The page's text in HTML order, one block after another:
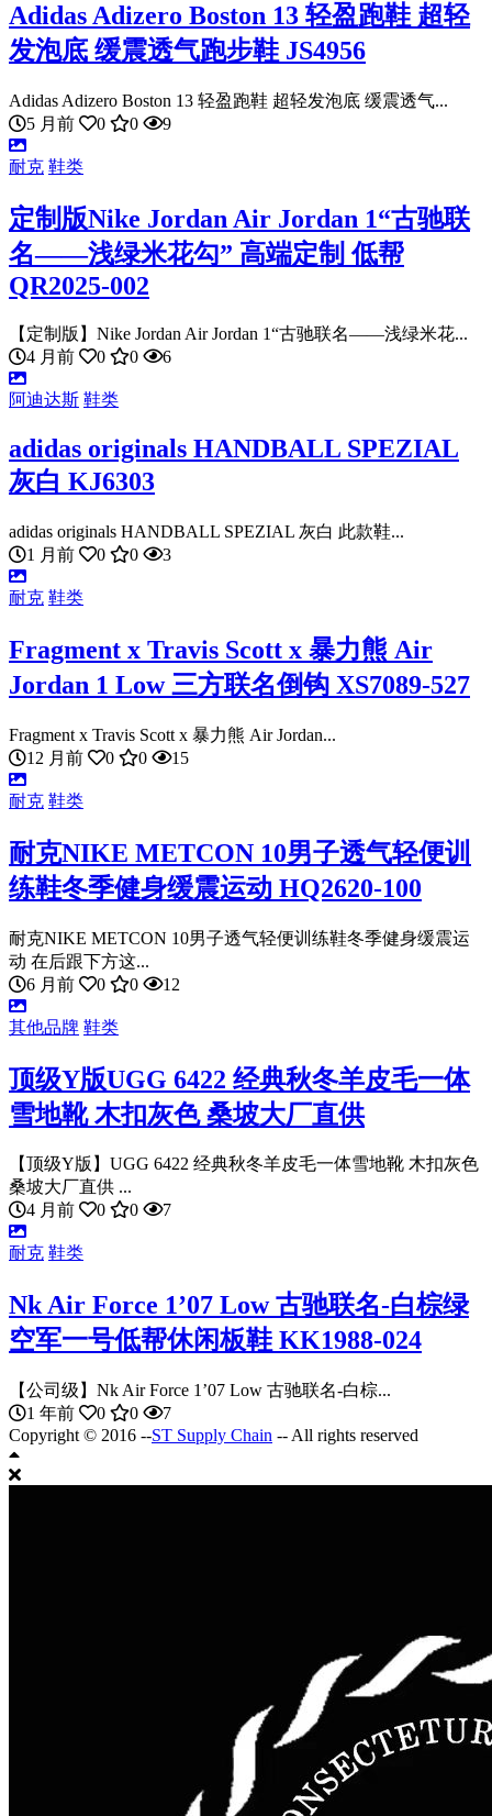
Adidas Adizero Boston 13 轻盈跑鞋 超轻
发泡底 缓震透气跑步鞋 JS4956
Adidas Adizero Boston 13 轻盈跑鞋 超轻发泡底 缓震透气...
5 月前
0 0 9
耐克 鞋类
定制版Nike Jordan Air Jordan 1“古驰联
名——浅绿米花勾” 高端定制 低帮
QR2025-002
【定制版】Nike Jordan Air Jordan 1“古驰联名——浅绿米花...
4 月前
0 0 6
阿迪达斯 鞋类
adidas originals HANDBALL SPEZIAL
灰白 KJ6303
adidas originals HANDBALL SPEZIAL 灰白 此款鞋...
1 月前
0 0 3
耐克 鞋类
Fragment x Travis Scott x 暴力熊 Air
Jordan 1 Low 三方联名倒钩 XS7089-527
Fragment x Travis Scott x 暴力熊 Air Jordan...
12 月前
0 0 15
耐克 鞋类
耐克NIKE METCON 10男子透气轻便训
练鞋冬季健身缓震运动 HQ2620-100
耐克NIKE METCON 10男子透气轻便训练鞋冬季健身缓震运
动 在后跟下方这...
6 月前
0 0 12
其他品牌 鞋类
顶级Y版UGG 6422 经典秋冬羊皮毛一体
雪地靴 木扣灰色 桑坡大厂直供
【顶级Y版】UGG 6422 经典秋冬羊皮毛一体雪地靴 木扣灰色
桑坡大厂直供 ...
4 月前
0 0 7
耐克 鞋类
Nk Air Force 1’07 Low 古驰联名-白棕绿
空军一号低帮休闲板鞋 KK1988-024
【公司级】Nk Air Force 1’07 Low 古驰联名-白棕...
1 年前
0 0
7
Copyright © 2016 --ST Supply Chain -- All rights reserved